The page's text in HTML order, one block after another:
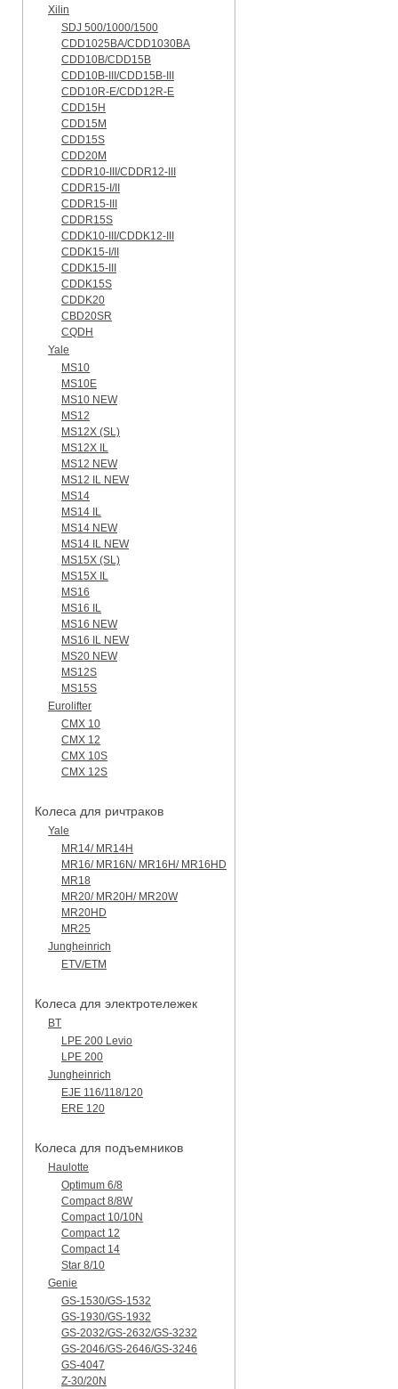
Xilin
SDJ 500/1000/1500
CDD1025BA/CDD1030BA
CDD10B/CDD15B
CDD10B-III/CDD15B-III
CDD10R-E/CDD12R-E
CDD15H
CDD15M
CDD15S
CDD20M
CDDR10-III/CDDR12-III
CDDR15-I/II
CDDR15-III
CDDR15S
CDDK10-III/CDDK12-III
CDDK15-I/II
CDDK15-III
CDDK15S
CDDK20
CBD20SR
CQDH
Yale
MS10
MS10E
MS10 NEW
MS12
MS12X (SL)
MS12X IL
MS12 NEW
MS12 IL NEW
MS14
MS14 IL
MS14 NEW
MS14 IL NEW
MS15X (SL)
MS15X IL
MS16
MS16 IL
MS16 NEW
MS16 IL NEW
MS20 NEW
MS12S
MS15S
Eurolifter
CMX 10
CMX 12
CMX 10S
CMX 12S
Колеса для ричтраков
Yale
MR14/ MR14H
MR16/ MR16N/ MR16H/ MR16HD
MR18
MR20/ MR20H/ MR20W
MR20HD
MR25
Jungheinrich
ETV/ETM
Колеса для электротележек
BT
LPE 200 Levio
LPE 200
Jungheinrich
EJE 116/118/120
ERE 120
Колеса для подъемников
Haulotte
Optimum 6/8
Compact 8/8W
Compact 10/10N
Compact 12
Compact 14
Star 8/10
Genie
GS-1530/GS-1532
GS-1930/GS-1932
GS-2032/GS-2632/GS-3232
GS-2046/GS-2646/GS-3246
GS-4047
Z-30/20N